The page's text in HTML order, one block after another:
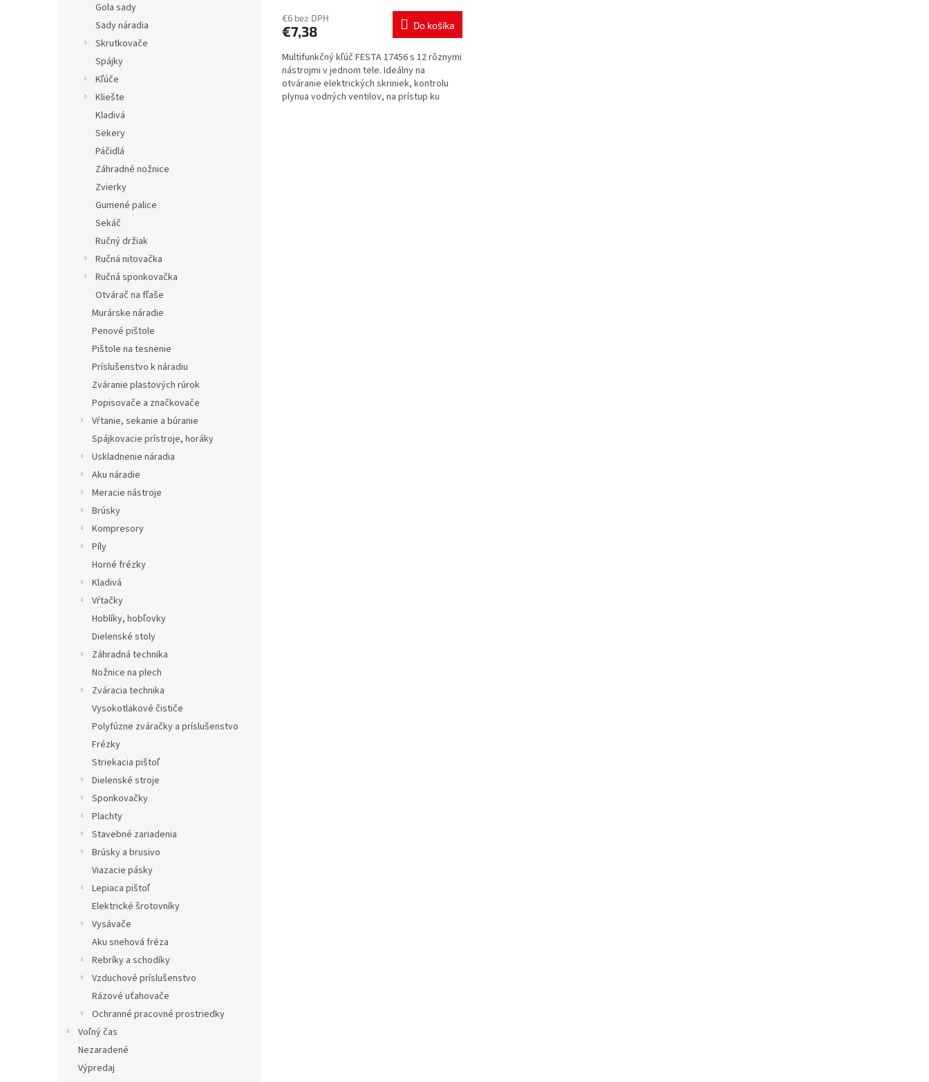
Gola sady
Sady náradia
Skrutkovače
Spájky
Kľúče
Kliešte
Kladivá
Sekery
Páčidlá
Záhradné nožnice
Zvierky
Gumené palice
Sekáč
Ručný držiak
Ručná nitovačka
Ručná sponkovačka
Otvárač na fľaše
Murárske náradie
Penové pištole
Pištole na tesnenie
Príslušenstvo k náradiu
Zváranie plastových rúrok
Popisovače a značkovače
Vŕtanie, sekanie a búranie
Spájkovacie prístroje, horáky
Uskladnenie náradia
Aku náradie
Meracie nástroje
Brúsky
Kompresory
Píly
Horné frézky
Kladivá
Vŕtačky
Hoblíky, hobľovky
Dielenské stoly
Záhradná technika
Nožnice na plech
Zváracia technika
Vysokotlakové čističe
Polyfúzne zváračky a príslušenstvo
Frézky
Striekacia pištoľ
Dielenské stroje
Sponkovačky
Plachty
Stavebné zariadenia
Brúsky a brusivo
Viazacie pásky
Lepiaca pištoľ
Elektrické šrotovníky
Vysávače
Aku snehová fréza
Rebríky a schodíky
Vzduchové príslušenstvo
Rázové uťahovače
Ochranné pracovné prostriedky
Voľný čas
Nezaradené
Výpredaj
€6 bez DPH
€7,38 Do košíka
Multifunkčný kľúč FESTA 17456 s 12 rôznymi
nástrojmi v jednom tele. Ideálny na
otváranie elektrických skriniek, kontrolu
plynua vodných ventilov, na prístup ku